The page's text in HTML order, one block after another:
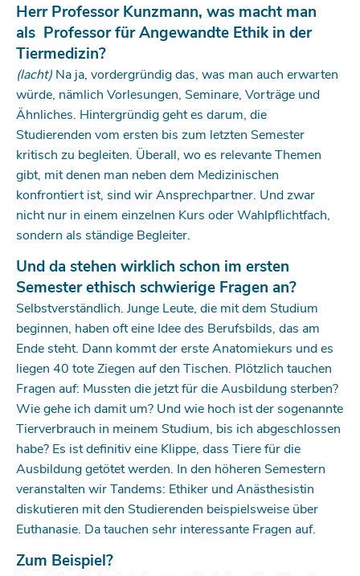
Herr Professor Kunzmann, was macht man
als ­­ Profes­sor für Angewandte Ethik in der
Tiermedizin?
(lacht) Na ja, vordergründig das, was man auch erwarten
würde, nämlich Vorlesungen, Seminare, Vorträge und
Ähnliches. Hintergründig geht es darum, die
Studierenden vom ersten bis zum letzten Semester
kritisch zu begleiten. Überall, wo es relevante Themen
gibt, mit denen man neben dem Medizinischen
konfrontiert ist, sind wir Ansprechpartner. Und zwar
nicht nur in einem einzelnen Kurs oder Wahlpflichtfach,
sondern als ständige Begleiter.
Und da stehen wirklich schon im ersten
Semester ethisch schwierige Fragen an?
Selbstverständlich. Junge Leute, die mit dem Studium
beginnen, haben oft eine Idee des Berufsbilds, das am
Ende steht. Dann kommt der erste Anatomiekurs und es
liegen 40 tote Ziegen auf den Tischen. Plötzlich tauchen
Fragen auf: Mussten die jetzt für die Ausbildung sterben?
Wie gehe ich damit um? Und wie hoch ist der sogenannte
Tier­verbrauch in meinem Studium, bis ich abgeschlossen
habe? Es ist definitiv eine Klippe, dass Tiere für die
Ausbildung getötet werden. In den höheren Semestern
veranstalten wir Tandems: Ethiker und Anästhesistin
diskutieren mit den Studierenden beispielsweise über
Euthanasie. Da tauchen sehr interessante Fragen auf.
Zum Beispiel?